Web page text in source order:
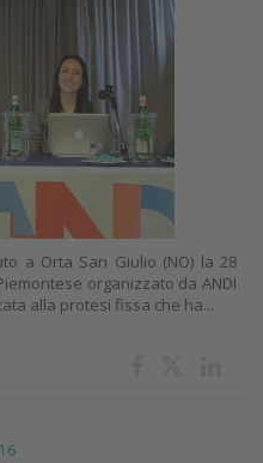
a Orta San Giulio (NO) la 28
organizzato da ANDI
alla protesi fissa che ha...